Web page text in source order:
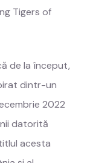
Tigers of
de la început,
dintr-un
2022
datorită
acesta